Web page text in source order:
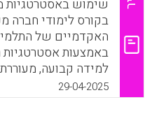
שימוש באסטרטגיות
בקורס לימודי חברה
האקדמיים של
באמצעות אסטרטגיות
למידה קבועה,
בנוסף לכך, תלמידים
כמו שימוש בשיטה
29-04-2025